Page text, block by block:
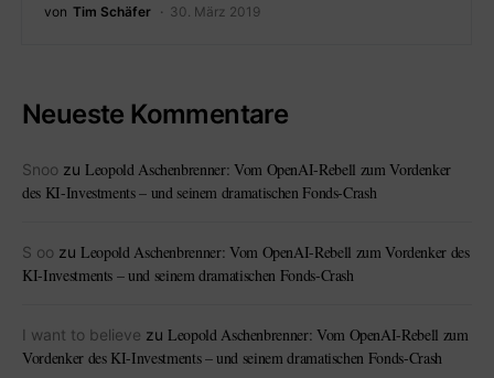
von Tim Schäfer 30. März 2019
Neueste Kommentare
Snoo zu Leopold Aschenbrenner: Vom OpenAI-Rebell zum Vordenker
des KI-Investments – und seinem dramatischen Fonds-Crash
S oo zu Leopold Aschenbrenner: Vom OpenAI-Rebell zum Vordenker des
KI-Investments – und seinem dramatischen Fonds-Crash
I want to believe zu Leopold Aschenbrenner: Vom OpenAI-Rebell zum
Vordenker des KI-Investments – und seinem dramatischen Fonds-Crash